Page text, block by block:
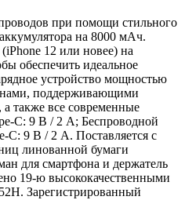
при помощи стильного
на 8000 мАч.
12 или новее) на
обеспечить идеальное
устройство мощностью
поддерживающими
а также все современные
C: 9 В / 2 А; Беспроводной
9 В / 2 А. Поставляется с
линованной бумаги
для смартфона и держатель
19-ю высококачественными
Зарегистрированный